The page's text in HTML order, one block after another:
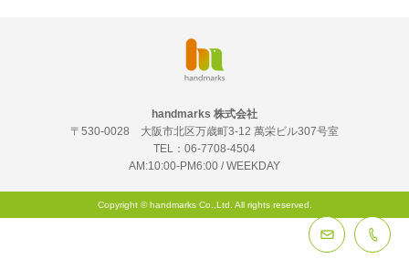
handmarks 株式会社
〒530-0028 大阪市北区万歳町3-12 萬栄ビル307号室
TEL： 06-7708-4504
AM:10:00-PM6:00 / WEEKDAY
Copyright © handmarks Co.,Ltd. All rights reserved.